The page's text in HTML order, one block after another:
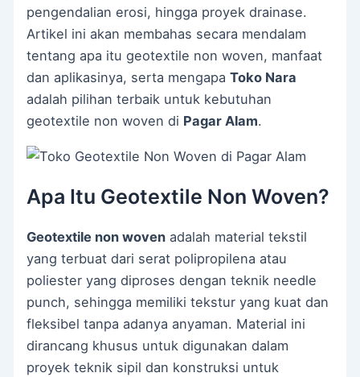
pengendalian erosi, hingga proyek drainase.
Artikel ini akan membahas secara mendalam
tentang apa itu geotextile non woven, manfaat
dan aplikasinya, serta mengapaToko Nara
adalah pilihan terbaik untuk kebutuhan
geotextile non woven di Pagar Alam.
Apa Itu Geotextile Non Woven?
Geotextile non woven adalah material tekstil
yang terbuat dari serat polipropilena atau
poliester yang diproses dengan teknik needle
punch, sehingga memiliki tekstur yang kuat dan
fleksibel tanpa adanya anyaman. Material ini
dirancang khusus untuk digunakan dalam
proyek teknik sipil dan konstruksi untuk